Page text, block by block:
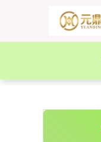
创业板指